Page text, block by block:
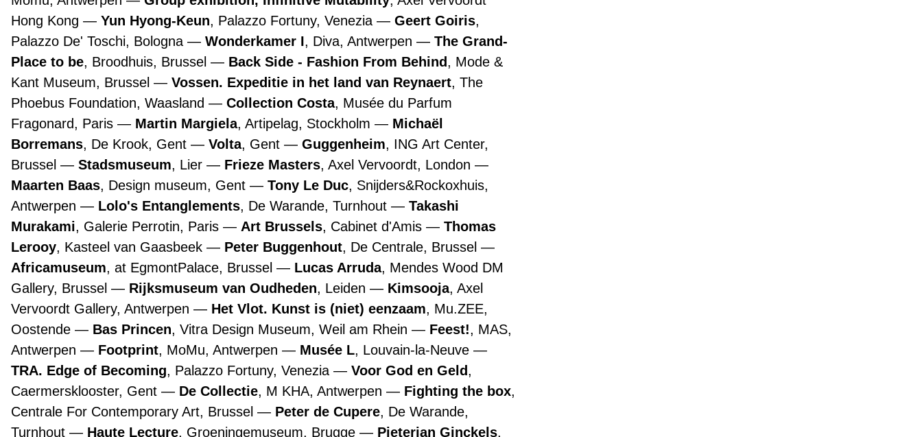
Hong Kong
Yun Hyong-Keun, Palazzo Fortuny, Venezia Geert Goiris,
Palazzo De' Toschi, Bologna
Wonderkamer I, Diva, Antwerpen
The Grand-
Place to be, Broodhuis, Brussel Back Side - Fashion From Behind, Mode &
Kant Museum, Brussel
Vossen. Expeditie in het land van Reynaert, The
Phoebus Foundation, Waasland
Collection Costa, Musée du Parfum
Fragonard, Paris
Martin Margiela, Artipelag, Stockholm
Michaël
Borremans, De Krook, Gent Volta, Gent Guggenheim, ING Art Center,
Brussel
Stadsmuseum, Lier Frieze Masters, Axel Vervoordt, London
Maarten Baas, Design museum, Gent Tony Le Duc, Snijders&Rockoxhuis,
Antwerpen
Lolo's Entanglements, De Warande, Turnhout
Takashi
Murakami, Galerie Perrotin, Paris Art Brussels, Cabinet d'Amis
Thomas
Lerooy, Kasteel van Gaasbeek Peter Buggenhout, De Centrale, Brussel
Africamuseum, at EgmontPalace, Brussel Lucas Arruda, Mendes Wood DM
Gallery, Brussel
Rijksmuseum van Oudheden, Leiden Kimsooja, Axel
Vervoordt Gallery, Antwerpen
Het Vlot. Kunst is (niet) eenzaam, Mu.ZEE,
Oostende
Bas Princen, Vitra Design Museum, Weil am Rhein Feest!, MAS,
Antwerpen
Footprint, MoMu, Antwerpen Musée L, Louvain-la-Neuve
TRA. Edge of Becoming, Palazzo Fortuny, Venezia Voor God en Geld,
Caermersklooster, Gent
De Collectie, M KHA, Antwerpen Fighting the box,
Centrale For Contemporary Art, Brussel
Peter de Cupere, De Warande,
Turnhout
Haute Lecture, Groeningemuseum, Brugge Pieterjan Ginckels,